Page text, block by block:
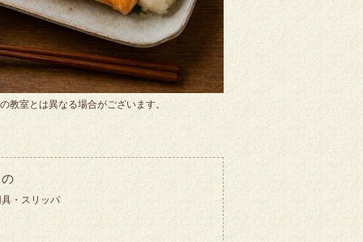
室とは異なる場合がございます。
・スリッパ